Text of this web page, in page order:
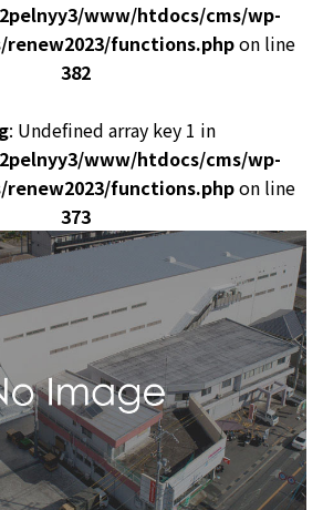
www/htdocs/cms/wp-
functions.phpon line
382
: Undefined array key 1 in
www/htdocs/cms/wp-
functions.phpon line
373